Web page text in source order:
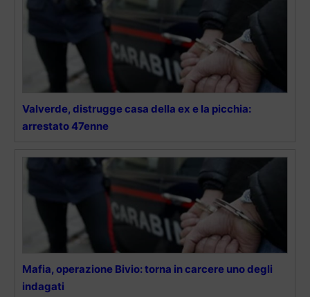
Valverde, distrugge casa della ex e la picchia:
arrestato 47enne
Mafia, operazione Bivio: torna in carcere uno degli
indagati